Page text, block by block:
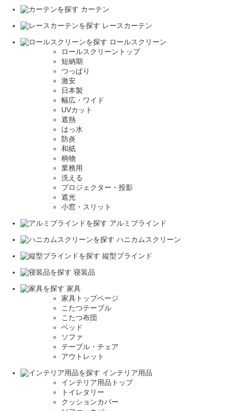
カーテン
レースカーテン
ロールスクリーン
ロールスクリーントップ
短納期
つっぱり
激安
日本製
幅広・ワイド
UVカット
遮熱
はっ水
防炎
和紙
柄物
業務用
洗える
プロジェクター・投影
遮光
小窓・スリット
アルミブラインド
ハニカムスクリーン
縦型ブラインド
寝装品
家具
家具トップページ
こたつテーブル
こたつ布団
ベッド
ソファ
テーブル・チェア
アウトレット
インテリア用品
インテリア用品トップ
トイレタリー
クッションカバー